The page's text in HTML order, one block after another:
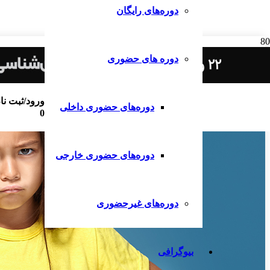
دوره‌های رایگان
دوره های حضوری
دوره‌های حضوری داخلی
دوره‌های حضوری خارجی
دوره‌های غیرحضوری
بیوگرافی
ورود/ثبت
0